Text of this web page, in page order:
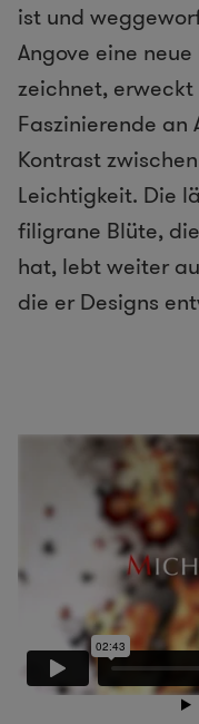
ist und
Angove eine
zeichnet, erweckt
Faszinierende an
Kontrast
Leichtigkeit. Die
filigrane Blüte,
hat, lebt weiter
die er Designs